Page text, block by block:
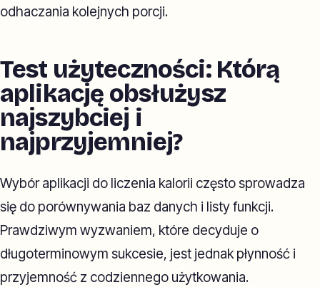
odhaczania kolejnych porcji.
Test użyteczności: Którą
aplikację obsłużysz
najszybciej i
najprzyjemniej?
Wybór aplikacji do liczenia kalorii często sprowadza
się do porównywania baz danych i listy funkcji.
Prawdziwym wyzwaniem, które decyduje o
długoterminowym sukcesie, jest jednak płynność i
przyjemność z codziennego użytkowania.